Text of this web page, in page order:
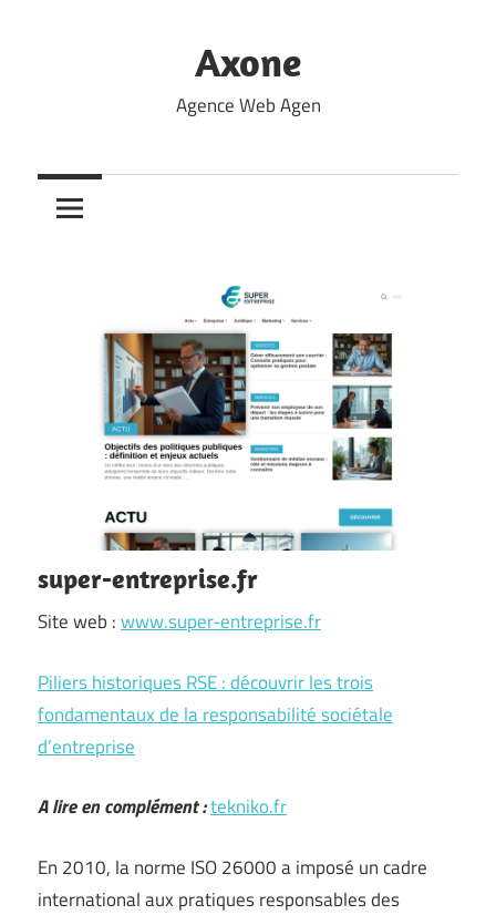
Axone
Agence Web Agen
super-entreprise.fr
Site web :www.super-entreprise.fr
Piliers historiques RSE : découvrir les trois
fondamentaux de la responsabilité sociétale
d’entreprise
A lire en complément :tekniko.fr
En 2010, la norme ISO 26000 a imposé un cadre
international aux pratiques responsables des